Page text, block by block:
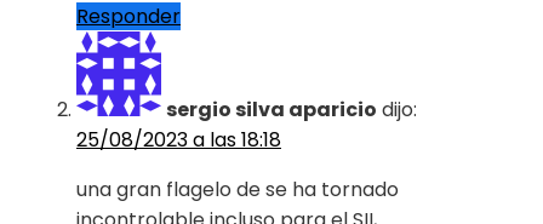
Responder
sergio silva aparicio dijo:
25/08/2023 a las 18:18
una gran flagelo de se ha tornado